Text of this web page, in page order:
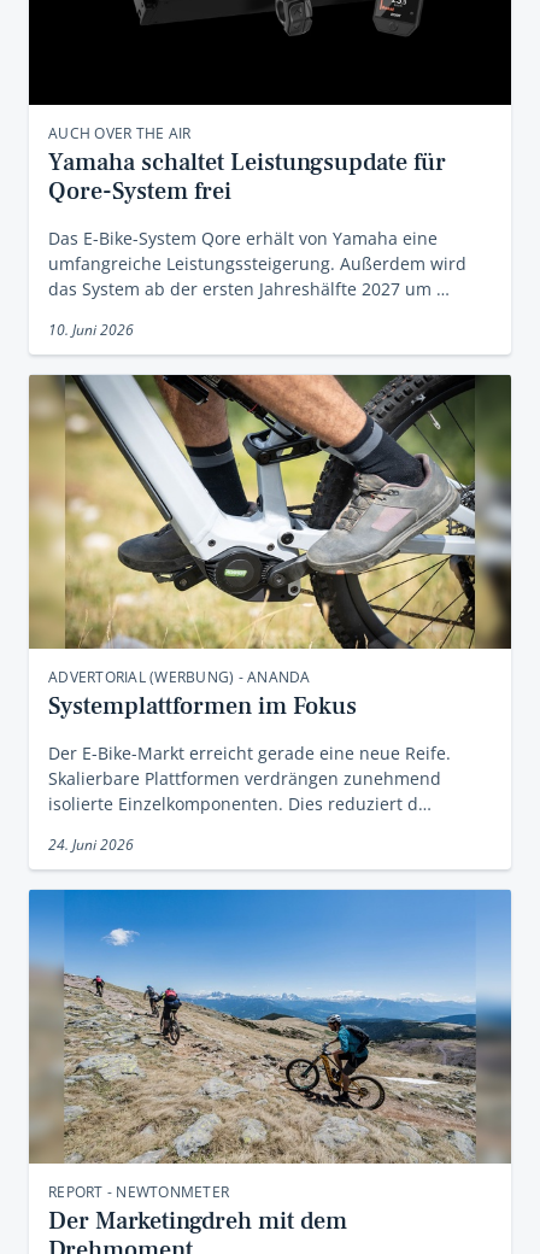
AUCH OVER THE AIR
Yamaha schaltet Leistungsupdate für
Qore-System frei
Das E-Bike-System Qore erhält von Yamaha eine
umfangreiche Leistungssteigerung. Außerdem wird
das System ab der ersten Jahreshälfte 2027 um …
10. Juni 2026
ADVERTORIAL (WERBUNG) - ANANDA
Systemplattformen im Fokus
Der E-Bike-Markt erreicht gerade eine neue Reife.
Skalierbare Plattformen verdrängen zunehmend
isolierte Einzelkomponenten. Dies reduziert d…
24. Juni 2026
REPORT - NEWTONMETER
Der Marketingdreh mit dem